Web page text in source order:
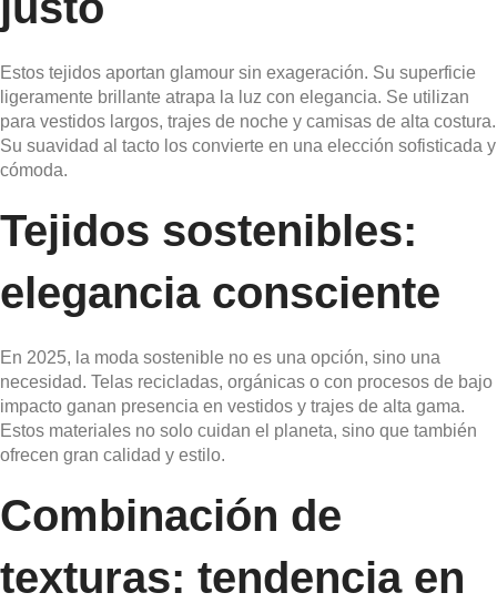
Estos tejidos aportan glamour sin exageración. Su superficie
ligeramente brillante atrapa la luz con elegancia. Se utilizan
para vestidos largos, trajes de noche y camisas de alta costura.
Su suavidad al tacto los convierte en una elección sofisticada y
cómoda.
Tejidos sostenibles:
elegancia consciente
En 2025, la moda sostenible no es una opción, sino una
necesidad. Telas recicladas, orgánicas o con procesos de bajo
impacto ganan presencia en vestidos y trajes de alta gama.
Estos materiales no solo cuidan el planeta, sino que también
ofrecen gran calidad y estilo.
Combinación de
texturas: tendencia en